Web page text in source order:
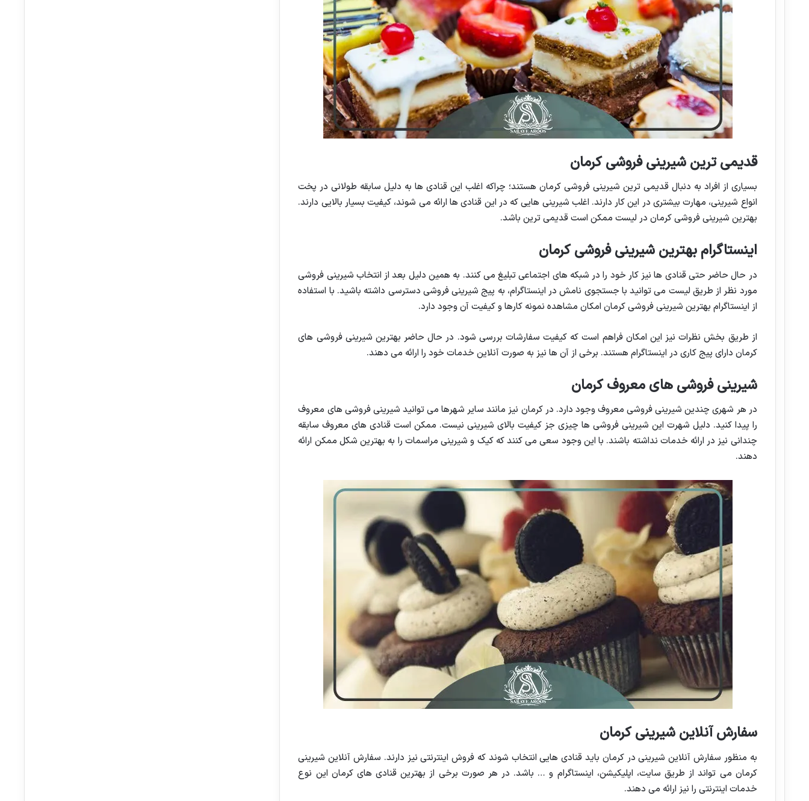
قدیمی ترین شیرینی فروشی کرمان
بسیاری از افراد به دنبال قدیمی ترین شیرینی فروشی کرمان هستند؛ چراکه اغلب این قنادی ها به دلیل سابقه طولانی در پخت
انواع شیرینی، مهارت بیشتری در این کار دارند. اغلب شیرینی هایی که در این قنادی ها ارائه می شوند، کیفیت بسیار بالایی دارند.
بهترین شیرینی فروشی کرمان در لیست ممکن است قدیمی ترین باشد.
اینستاگرام بهترین شیرینی فروشی کرمان
در حال حاضر حتی قنادی ها نیز کار خود را در شبکه های اجتماعی تبلیغ می کنند. به همین دلیل بعد از انتخاب شیرینی فروشی
مورد نظر از طریق لیست می توانید با جستجوی نامش در اینستاگرام، به پیج شیرینی فروشی دسترسی داشته باشید. با استفاده
از اینستاگرام بهترین شیرینی فروشی کرمان امکان مشاهده نمونه کارها و کیفیت آن وجود دارد.
از طریق بخش نظرات نیز این امکان فراهم است که کیفیت سفارشات بررسی شود. در حال حاضر بهترین شیرینی فروشی های
کرمان دارای پیج کاری در اینستاگرام هستند. برخی از آن ها نیز به صورت آنلاین خدمات خود را ارائه می دهند.
شیرینی فروشی های معروف کرمان
در هر شهری چندین شیرینی فروشی معروف وجود دارد. در کرمان نیز مانند سایر شهرها می توانید شیرینی فروشی های معروف
را پیدا کنید. دلیل شهرت این شیرینی فروشی ها چیزی جز کیفیت بالای شیرینی نیست. ممکن است قنادی های معروف سابقه
چندانی نیز در ارائه خدمات نداشته باشند. با این وجود سعی می کنند که کیک و شیرینی مراسمات را به بهترین شکل ممکن ارائه
دهند.
سفارش آنلاین شیرینی کرمان
به منظور سفارش آنلاین شیرینی در کرمان باید قنادی هایی انتخاب شوند که فروش اینترنتی نیز دارند. سفارش آنلاین شیرینی
کرمان می تواند از طریق سایت، اپلیکیشن، اینستاگرام و … باشد. در هر صورت برخی از بهترین قنادی های کرمان این نوع
خدمات اینترنتی را نیز ارائه می دهند.